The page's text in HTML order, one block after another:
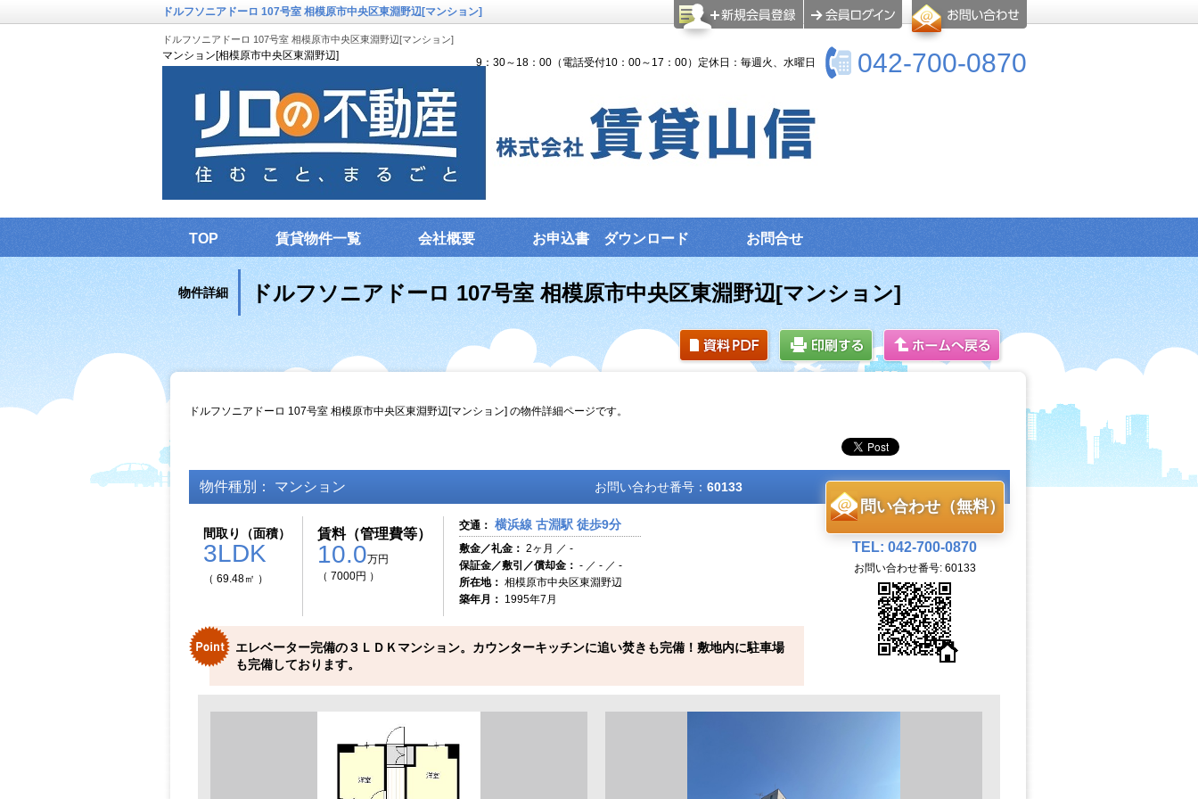
ドルフソニアドーロ 107号室 相模原市中央区東淵野辺[マンション]
ドルフソニアドーロ 107号室 相模原市中央区東淵野辺[マンション]
マンション[相模原市中央区東淵野辺] 042-700-0870
9：30～18：00（電話受付10：00～17：00）定休日：毎週火、水曜日
TOP 賃貸物件一覧 会社概要 お申込書 ダウンロード お問合せ
物件詳細 ドルフソニアドーロ 107号室 相模原市中央区東淵野辺[マンション]
ドルフソニアドーロ 107号室 相模原市中央区東淵野辺[マンション] の物件詳細ページです。
物件種別： マンション お問い合わせ番号： 60133
間取り（面積）
3LDK
（ 69.48㎡ ）
賃料（管理費等）
10.0万円
（ 7000円 ）
交通： 横浜線 古淵駅 徒歩9分
敷金／礼金： 2ヶ月 ／ -
保証金／敷引／償却金： - ／ - ／ -
所在地： 相模原市中央区東淵野辺
築年月： 1995年7月
エレベーター完備の３ＬＤＫマンション。カウンターキッチンに追い焚きも完備！敷地内に駐車場
も完備しております。
問い合わせ（無料）
TEL: 042-700-0870
お問い合わせ番号: 60133